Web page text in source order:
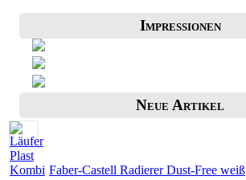
Impressionen
Neue Artikel
Faber-Castell Radierer Dust-Free weiß